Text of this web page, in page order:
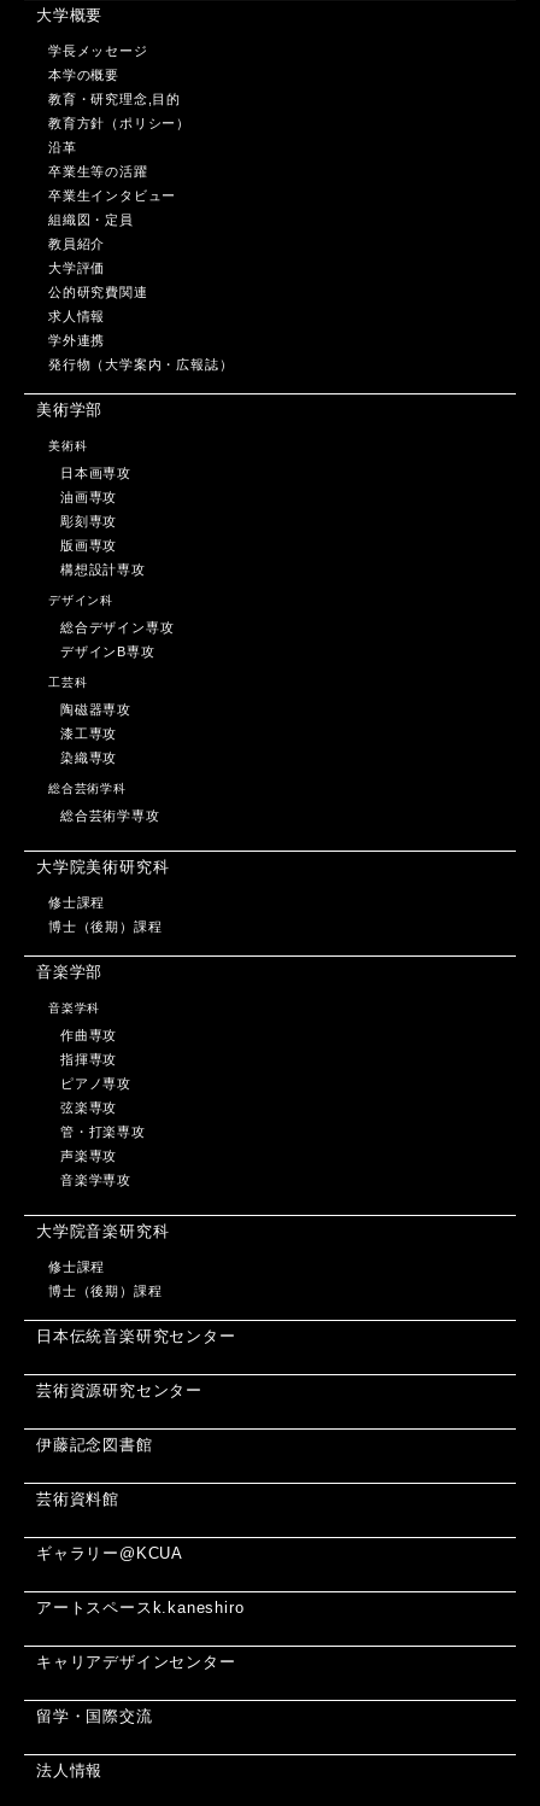
大学概要
学長メッセージ
本学の概要
教育・研究理念,目的
教育方針（ポリシー）
沿革
卒業生等の活躍
卒業生インタビュー
組織図・定員
教員紹介
大学評価
公的研究費関連
求人情報
学外連携
発行物（大学案内・広報誌）
美術学部
美術科
日本画専攻
油画専攻
彫刻専攻
版画専攻
構想設計専攻
デザイン科
総合デザイン専攻
デザインB専攻
工芸科
陶磁器専攻
漆工専攻
染織専攻
総合芸術学科
総合芸術学専攻
大学院美術研究科
修士課程
博士（後期）課程
音楽学部
音楽学科
作曲専攻
指揮専攻
ピアノ専攻
弦楽専攻
管・打楽専攻
声楽専攻
音楽学専攻
大学院音楽研究科
修士課程
博士（後期）課程
日本伝統音楽研究センター
芸術資源研究センター
伊藤記念図書館
芸術資料館
ギャラリー@KCUA
アートスペースk.kaneshiro
キャリアデザインセンター
留学・国際交流
法人情報